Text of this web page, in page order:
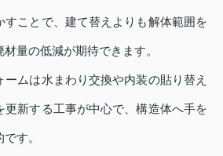
すことで、建て替えよりも解体範囲を
量の低減が期待できます。
ムは水まわり交換や内装の貼り替え
更新する工事が中心で、構造体へ手を
す。